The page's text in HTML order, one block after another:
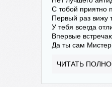
С тобой приятно
Первый раз вижу
У тебя всегда
Впервые
Да ты сам Мистер
ЧИТАТЬ